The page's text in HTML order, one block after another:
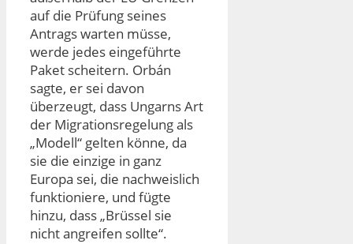
auf die Prüfung seines
Antrags warten müsse,
werde jedes eingeführte
Paket scheitern. Orbán
sagte, er sei davon
überzeugt, dass Ungarns Art
der Migrationsregelung als
„Modell“ gelten könne, da
sie die einzige in ganz
Europa sei, die nachweislich
funktioniere, und fügte
hinzu, dass „Brüssel sie
nicht angreifen sollte“.